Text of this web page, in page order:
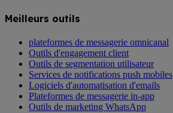
Meilleurs outils
plateformes de messagerie omnicanal
Outils d'engagement client
Outils de segmentation utilisateur
Services de notifications push mobiles
Logiciels d'automatisation d'emails
Plateformes de messagerie in-app
Outils de marketing WhatsApp